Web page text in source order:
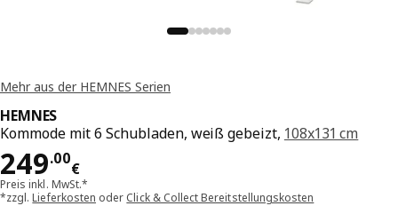
Mehr aus der HEMNES Serien
HEMNES
Kommode mit 6 Schubladen, weiß gebeizt, 108x131 cm
249.00
€
Preis 249.00€
Preis inkl. MwSt.*
*zzgl.Lieferkosten oder Click & Collect Bereitstellungskosten